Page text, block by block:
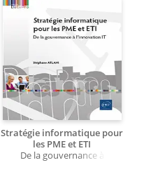
Stratégie informatique pour
les PME et ETI
De la gouvernance à